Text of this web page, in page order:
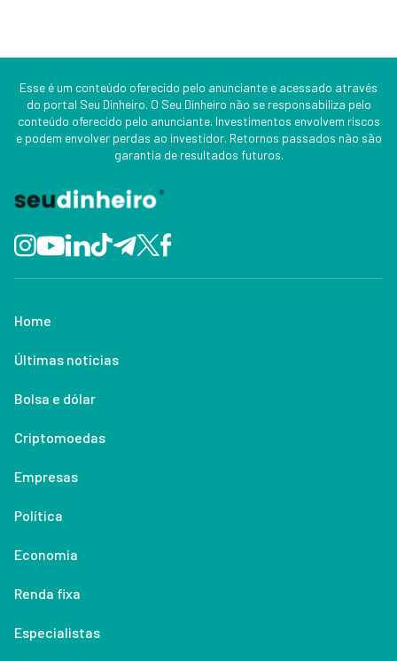
Esse é um conteúdo oferecido pelo anunciante e acessado através
do portal Seu Dinheiro. O Seu Dinheiro não se responsabiliza pelo
conteúdo oferecido pelo anunciante. Investimentos envolvem riscos
e podem envolver perdas ao investidor. Retornos passados não são
garantia de resultados futuros.
Home
Últimas notícias
Bolsa e dólar
Criptomoedas
Empresas
Política
Economia
Renda fixa
Especialistas